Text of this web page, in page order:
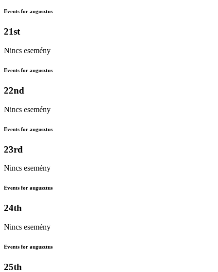
Events for augusztus
21st
Nincs esemény
Events for augusztus
22nd
Nincs esemény
Events for augusztus
23rd
Nincs esemény
Events for augusztus
24th
Nincs esemény
Events for augusztus
25th